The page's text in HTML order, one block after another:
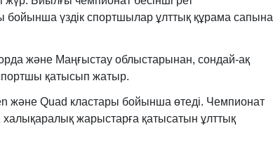
үздік спортшылар ұлттық құрама сапына
және Маңғыстау облыстарынан, сондай-ақ
қатысып жатыр.
және Quad кластары бойынша өтеді. Чемпионат
халықаралық жарыстарға қатысатын ұлттық